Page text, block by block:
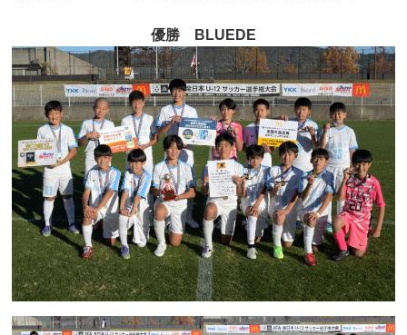
優勝 BLUEDE